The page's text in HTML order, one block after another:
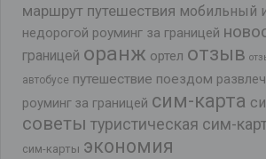
маршрут путешествия мобильный
недорогой роуминг за границей
границей оранж ортел отзыв
автобусе путешествие поездом
роуминг за границей сим-карта
советы туристическая сим-
сим-карты экономия